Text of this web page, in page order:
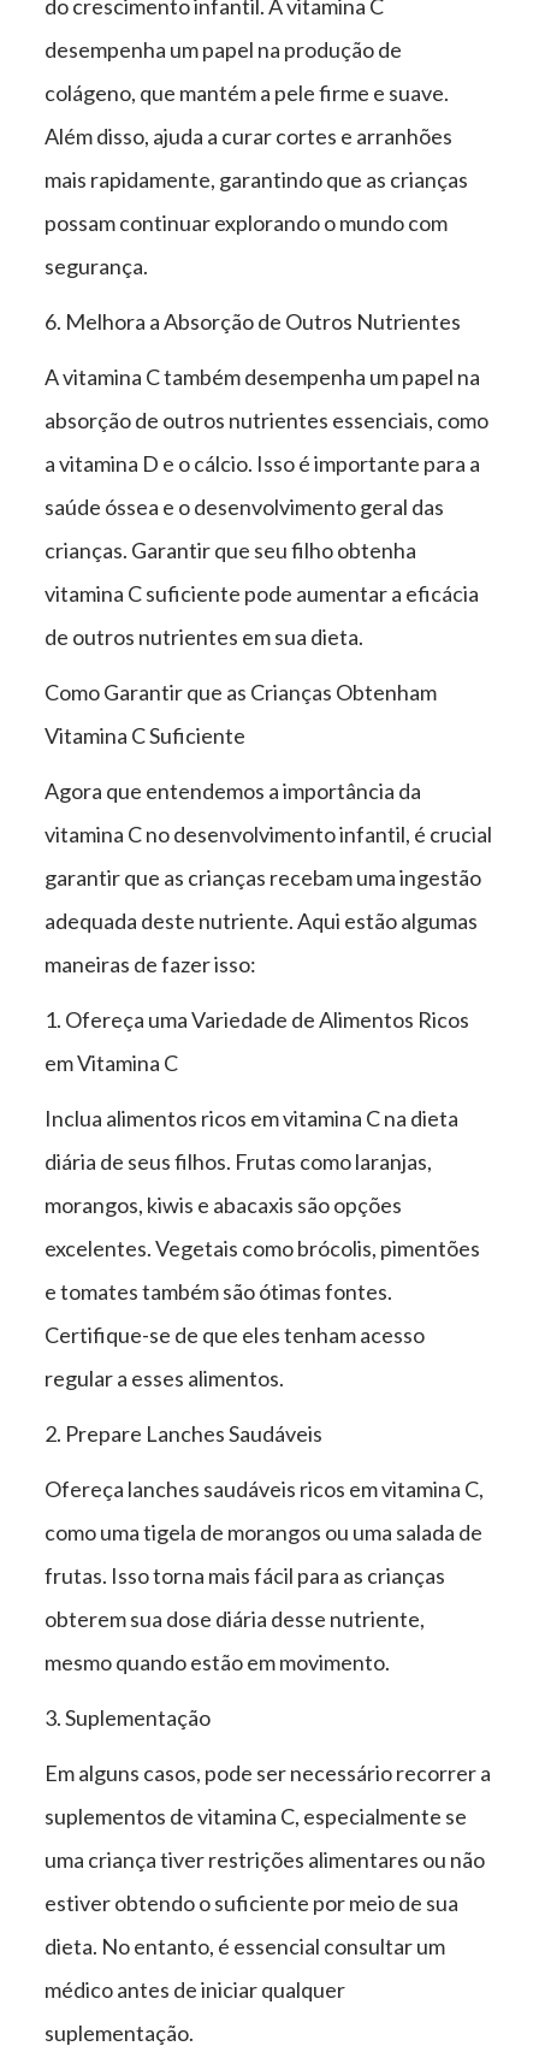
do crescimento infantil. A vitamina C
desempenha um papel na produção de
colágeno, que mantém a pele firme e suave.
Além disso, ajuda a curar cortes e arranhões
mais rapidamente, garantindo que as crianças
possam continuar explorando o mundo com
segurança.
6. Melhora a Absorção de Outros Nutrientes
A vitamina C também desempenha um papel na
absorção de outros nutrientes essenciais, como
a vitamina D e o cálcio. Isso é importante para a
saúde óssea e o desenvolvimento geral das
crianças. Garantir que seu filho obtenha
vitamina C suficiente pode aumentar a eficácia
de outros nutrientes em sua dieta.
Como Garantir que as Crianças Obtenham
Vitamina C Suficiente
Agora que entendemos a importância da
vitamina C no desenvolvimento infantil, é crucial
garantir que as crianças recebam uma ingestão
adequada deste nutriente. Aqui estão algumas
maneiras de fazer isso:
1. Ofereça uma Variedade de Alimentos Ricos
em Vitamina C
Inclua alimentos ricos em vitamina C na dieta
diária de seus filhos. Frutas como laranjas,
morangos, kiwis e abacaxis são opções
excelentes. Vegetais como brócolis, pimentões
e tomates também são ótimas fontes.
Certifique-se de que eles tenham acesso
regular a esses alimentos.
2. Prepare Lanches Saudáveis
Ofereça lanches saudáveis ricos em vitamina C,
como uma tigela de morangos ou uma salada de
frutas. Isso torna mais fácil para as crianças
obterem sua dose diária desse nutriente,
mesmo quando estão em movimento.
3. Suplementação
Em alguns casos, pode ser necessário recorrer a
suplementos de vitamina C, especialmente se
uma criança tiver restrições alimentares ou não
estiver obtendo o suficiente por meio de sua
dieta. No entanto, é essencial consultar um
médico antes de iniciar qualquer
suplementação.